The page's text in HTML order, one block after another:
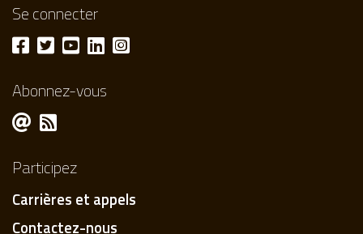
Se connecter
Abonnez-vous
Participez
Carrières et appels
Contactez-nous